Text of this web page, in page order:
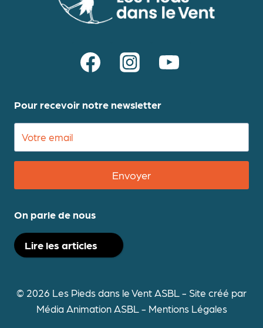
Pour recevoir notre newsletter
Envoyer
On parle de nous
Lire les articles
© 2026 Les Pieds dans le Vent ASBL - Site créé par
Média Animation ASBL- Mentions Légales